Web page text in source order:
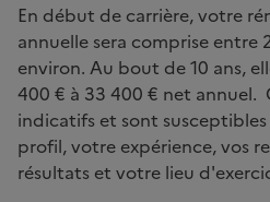
En début de carrière, votre
annuelle sera comprise entre
environ. Au bout de 10 ans,
400 € à 33 400 € net annuel.
indicatifs et sont
profil, votre expérience, vos
résultats et votre lieu